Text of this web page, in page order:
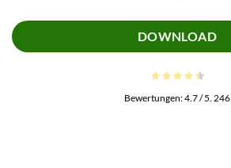
DOWNLOAD
Bewertungen:4.7/ 5. 246